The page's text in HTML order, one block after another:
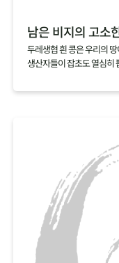
남은 비지의 고소
두레생협 흰 콩은 우리의
생산자들이 잡초도 열심히